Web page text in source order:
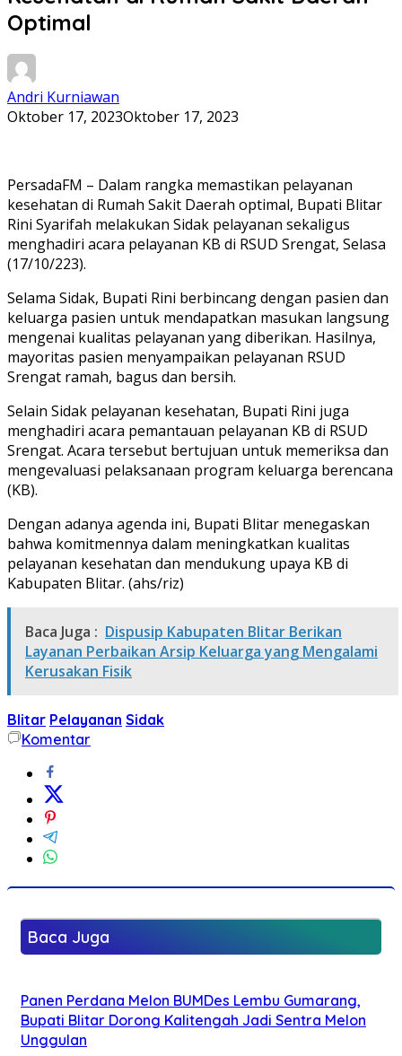
Optimal
Andri Kurniawan
Oktober 17, 2023Oktober 17, 2023
PersadaFM – Dalam rangka memastikan pelayanan
kesehatan di Rumah Sakit Daerah optimal, Bupati Blitar
Rini Syarifah melakukan Sidak pelayanan sekaligus
menghadiri acara pelayanan KB di RSUD Srengat, Selasa
(17/10/223).
Selama Sidak, Bupati Rini berbincang dengan pasien dan
keluarga pasien untuk mendapatkan masukan langsung
mengenai kualitas pelayanan yang diberikan. Hasilnya,
mayoritas pasien menyampaikan pelayanan RSUD
Srengat ramah, bagus dan bersih.
Selain Sidak pelayanan kesehatan, Bupati Rini juga
menghadiri acara pemantauan pelayanan KB di RSUD
Srengat. Acara tersebut bertujuan untuk memeriksa dan
mengevaluasi pelaksanaan program keluarga berencana
(KB).
Dengan adanya agenda ini, Bupati Blitar menegaskan
bahwa komitmennya dalam meningkatkan kualitas
pelayanan kesehatan dan mendukung upaya KB di
Kabupaten Blitar. (ahs/riz)
Baca Juga : Dispusip Kabupaten Blitar Berikan
Layanan Perbaikan Arsip Keluarga yang Mengalami
Kerusakan Fisik
Blitar Pelayanan Sidak
Komentar
Baca Juga
Panen Perdana Melon BUMDes Lembu Gumarang,
Bupati Blitar Dorong Kalitengah Jadi Sentra Melon
Unggulan